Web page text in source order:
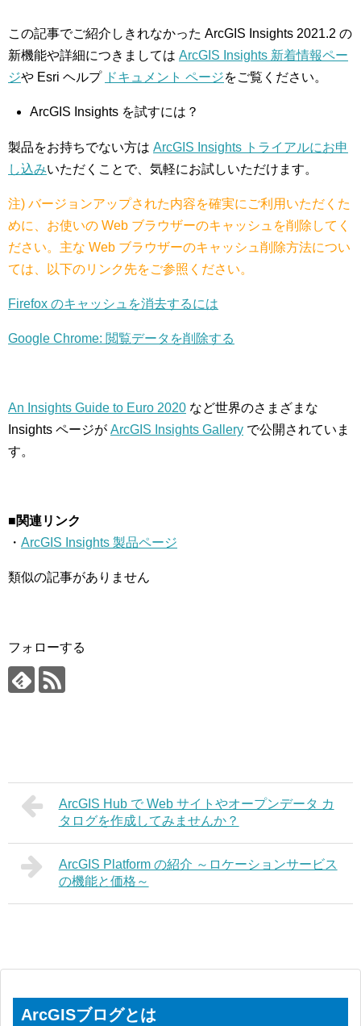
この記事でご紹介しきれなかった ArcGIS Insights 2021.2 の
新機能や詳細につきましては ArcGIS Insights 新着情報ペー
ジや Esri ヘルプ ドキュメント ページをご覧ください。
ArcGIS Insights を試すには？
製品をお持ちでない方は ArcGIS Insights トライアルにお申
し込みいただくことで、気軽にお試しいただけます。
注) バージョンアップされた内容を確実にご利用いただくた
めに、お使いの Web ブラウザーのキャッシュを削除してく
ださい。主な Web ブラウザーのキャッシュ削除方法につい
ては、以下のリンク先をご参照ください。
Firefox のキャッシュを消去するには
Google Chrome: 閲覧データを削除する
An Insights Guide to Euro 2020 など世界のさまざまな
Insights ページが ArcGIS Insights Gallery で公開されていま
す。
■関連リンク
・ ArcGIS Insights 製品ページ
類似の記事がありません
フォローする
ArcGIS Hub で Web サイトやオープンデータ カ
タログを作成してみませんか？
ArcGIS Platform の紹介 ～ロケーションサービス
の機能と価格～
ArcGISブログとは